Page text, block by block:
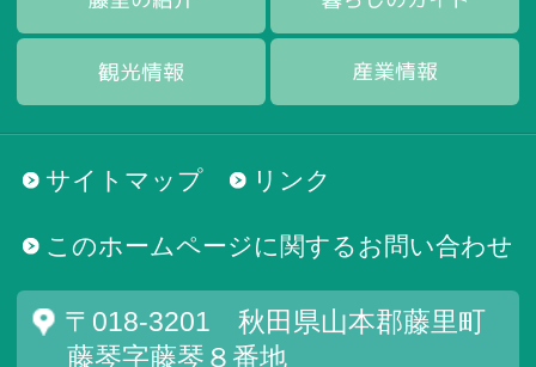
サイトマップ リンク
このホームページに関するお問い合わせ
〒018-3201 秋田県山本郡藤里町
藤琴字藤琴８番地